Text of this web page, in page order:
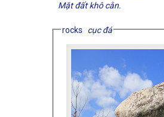
Mặt đất khô cằn.
rocks cục đá